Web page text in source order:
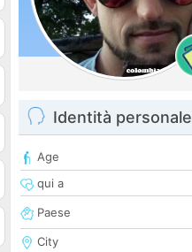
Identità personale
Age
qui a
Paese
City